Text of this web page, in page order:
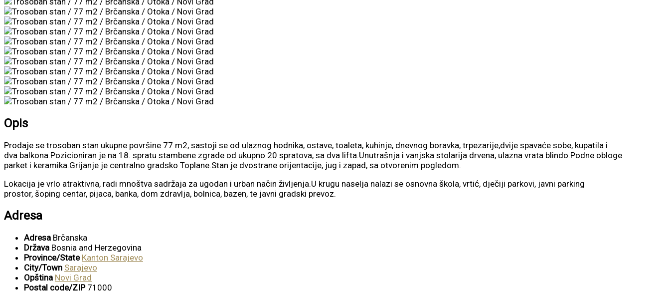
Opis
Prodaje se trosoban stan ukupne površine 77 m2, sastoji se od ulaznog hodnika, ostave, toaleta, kuhinje, dnevnog boravka, trpezarije,dvije spavaće sobe, kupatila i
dva balkona.Pozicioniran je na 18. spratu stambene zgrade od ukupno 20 spratova, sa dva lifta.Unutrašnja i vanjska stolarija drvena, ulazna vrata blindo.Podne obloge
parket i keramika.Grijanje je centralno gradsko Toplane.Stan je dvostrane orijentacije, jug i zapad, sa otvorenim pogledom.
Lokacija je vrlo atraktivna, radi mnoštva sadržaja za ugodan i urban način življenja.U krugu naselja nalazi se osnovna škola, vrtić, dječiji parkovi, javni parking
prostor, šoping centar, pijaca, banka, dom zdravlja, bolnica, bazen, te javni gradski prevoz.
Adresa
Adresa Brčanska
Država Bosnia and Herzegovina
Province/State Kanton Sarajevo
City/Town Sarajevo
Opština Novi Grad
Postal code/ZIP 71000